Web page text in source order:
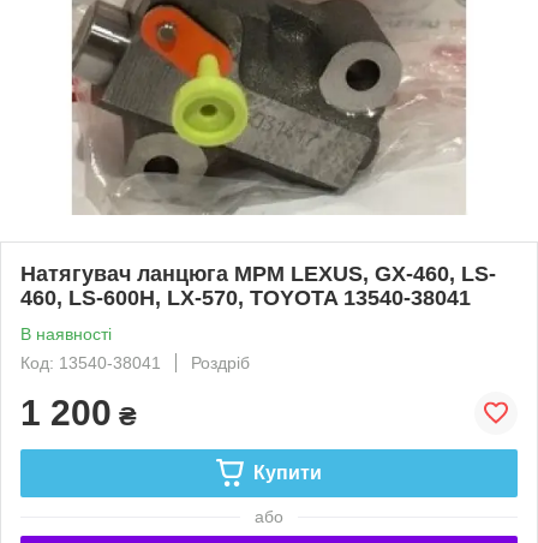
Натягувач ланцюга MPМ LEXUS, GX-460, LS-
460, LS-600H, LX-570, TOYOTA 13540-38041
В наявності
Код: 13540-38041
Роздріб
1 200 ₴
Купити
або